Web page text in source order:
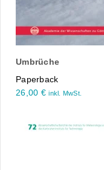
Umbrüche
Paperback
26,00 € inkl. MwSt.